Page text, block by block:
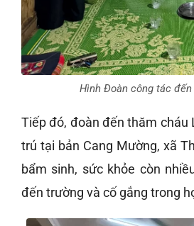
Hình Đoàn công tác
Tiếp đó, đoàn đến thăm cháu
trú tại bản Cang Mường, xã
bẩm sinh, sức khỏe còn
đến trường và cố gắng trong